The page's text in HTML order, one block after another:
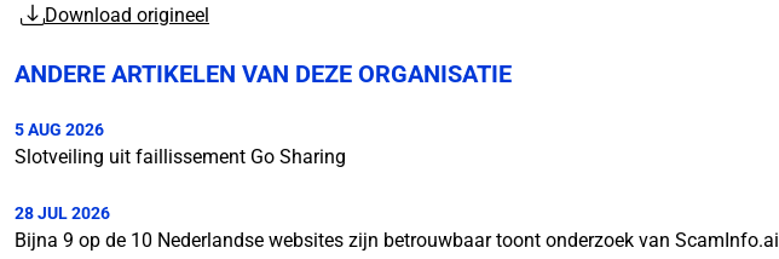
Download origineel
ANDERE ARTIKELEN VAN DEZE ORGANISATIE
5 AUG 2026
Slotveiling uit faillissement Go Sharing
28 JUL 2026
Bijna 9 op de 10 Nederlandse websites zijn betrouwbaar toont onderzoek van ScamInfo.ai